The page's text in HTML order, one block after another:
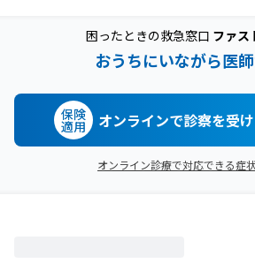
困ったときの救急窓口 ファス
おうちにいながら医
保険
適用 オンラインで診察を受
オンライン診療で対応できる症